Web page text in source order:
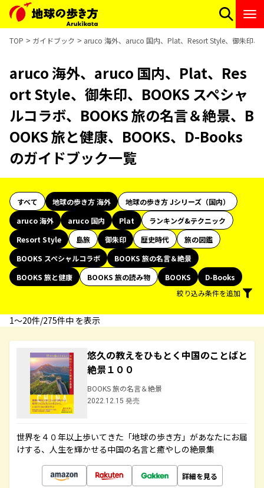
TOP ガイドブック aruco 海外、aruco 国内、Plat、Resort Style、御朱印、
aruco 海外、aruco 国内、Plat、Res
ort Style、御朱印、BOOKS スペシャ
ルコラボ、BOOKS 旅の名言＆絶景、B
OOKS 旅と健康、BOOKS、D-Books
のガイドブック一覧
すべて 地球の歩き方 海外
地球の歩き方 Jシリーズ（国内）
aruco 海外
aruco 国内 Plat
ランキング&テクニック
Resort Style
島旅 御朱印 歴史時代
旅の図鑑
BOOKS スペシャルコラボ
BOOKS 旅の名言＆絶景
BOOKS 旅と健康
BOOKS 旅の読み物 BOOKS
D-Books
絞り込み条件を追加
1〜20件/275件中 を表示
悠久の教えをひもとく中国のことばと
絶景１００
BOOKS 旅の名言＆絶景
2022.12.15 発売
世界を４０年以上歩いてきた「地球の歩き方」があなたにお届
けする、人生を輝かせる中国の名言と癒やしの絶景集
詳細を見る